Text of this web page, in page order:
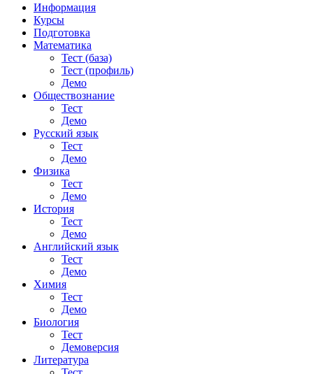
Информация
Курсы
Подготовка
Математика
Тест (база)
Тест (профиль)
Демо
Обществознание
Тест
Демо
Русский язык
Тест
Демо
Физика
Тест
Демо
История
Тест
Демо
Английский язык
Тест
Демо
Химия
Тест
Демо
Биология
Тест
Демоверсия
Литература